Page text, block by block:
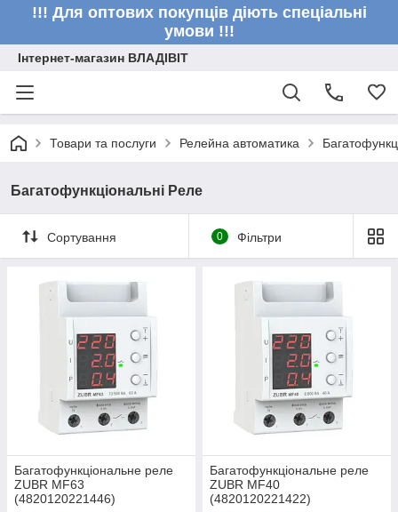
!!! Для оптових покупців діють спеціальні
умови !!!
Інтернет-магазин ВЛАДІВІТ
Товари та послуги Релейна автоматика
Багатофункціональні Реле
Сортування 0 Фільтри
Багатофункціональне реле
ZUBR MF63
(4820120221446)
Багатофункціональне реле
ZUBR MF40
(4820120221422)